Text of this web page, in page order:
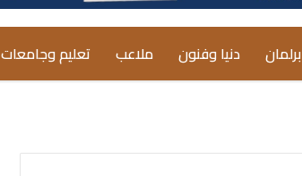
برلمان دنيا وفنون ملاعب تعليم وجامعات